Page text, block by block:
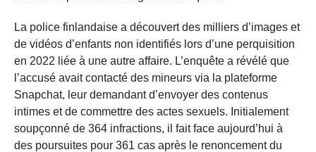
La police finlandaise a découvert des milliers d’images et
de vidéos d’enfants non identifiés lors d’une perquisition
en 2022 liée à une autre affaire. L’enquête a révélé que
l’accusé avait contacté des mineurs via la plateforme
Snapchat, leur demandant d’envoyer des contenus
intimes et de commettre des actes sexuels. Initialement
soupçonné de 364 infractions, il fait face aujourd’hui à
des poursuites pour 361 cas après le renoncement du